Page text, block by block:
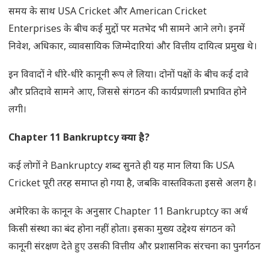
समय के साथ USA Cricket और American Cricket
Enterprises के बीच कई मुद्दों पर मतभेद भी सामने आने लगे। इनमें
निवेश, अधिकार, व्यावसायिक जिम्मेदारियां और वित्तीय दायित्व प्रमुख थे।
इन विवादों ने धीरे-धीरे कानूनी रूप ले लिया। दोनों पक्षों के बीच कई दावे
और प्रतिदावे सामने आए, जिससे संगठन की कार्यप्रणाली प्रभावित होने
लगी।
Chapter 11 Bankruptcyक्या है?
कई लोगों ने Bankruptcy शब्द सुनते ही यह मान लिया कि USA
Cricket पूरी तरह समाप्त हो गया है, जबकि वास्तविकता इससे अलग है।
अमेरिका के कानून के अनुसार Chapter 11 Bankruptcy का अर्थ
किसी संस्था का बंद होना नहीं होता। इसका मुख्य उद्देश्य संगठन को
कानूनी संरक्षण देते हुए उसकी वित्तीय और प्रशासनिक संरचना का पुनर्गठन